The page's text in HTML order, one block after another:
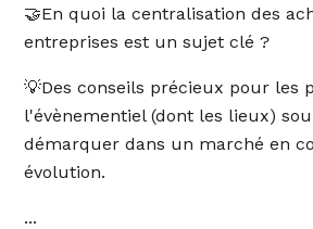
🤝En quoi la centralisation des
entreprises est un sujet clé ?
💡Des conseils précieux pour les
l'évènementiel (dont les lieux)
démarquer dans un marché en
évolution.
...